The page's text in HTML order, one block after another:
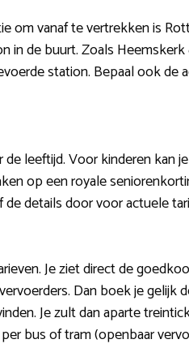
om vanaf te vertrekken is
in de buurt. Zoals
station. Bepaal ook de
leeftijd. Voor kinderen kan
op een royale
details door voor actuele
Je ziet direct de
Dan boek je gelijk
Je zult dan aparte
bus of tram (openbaar